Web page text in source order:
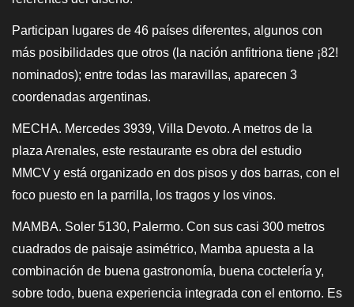
Participan lugares de 46 países diferentes, algunos con
más posibilidades que otros (la nación anfitriona tiene ¡82!
nominados); entre todas las maravillas, aparecen 3
coordenadas argentinas.
MECHA. Mercedes 3939, Villa Devoto. A metros de la
plaza Arenales, este restaurante es obra del estudio
MMCV y está organizado en dos pisos y dos barras, con el
foco puesto en la parrilla, los tragos y los vinos.
MAMBA. Soler 5130, Palermo. Con sus casi 300 metros
cuadrados de paisaje asimétrico, Mamba apuesta a la
combinación de buena gastronomía, buena coctelería y,
sobre todo, buena experiencia integrada con el entorno. Es